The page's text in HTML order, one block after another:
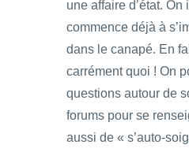
une affaire d’état.
commence déjà à
dans le canapé. En
carrément quoi ! On
questions autour de
forums pour se
aussi de « s’auto-